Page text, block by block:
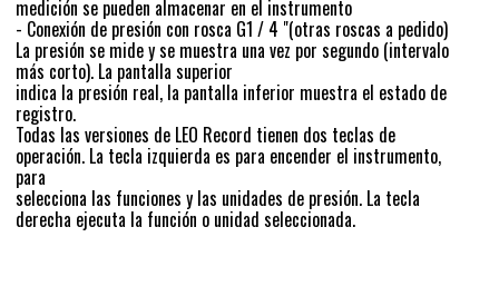
medición se pueden almacenar en el instrumento
- Conexión de presión con rosca G1 / 4 "(otras roscas a pedido)
La presión se mide y se muestra una vez por segundo (intervalo
más corto). La pantalla superior
indica la presión real, la pantalla inferior muestra el estado de
registro.
Todas las versiones de LEO Record tienen dos teclas de
operación. La tecla izquierda es para encender el instrumento,
para
selecciona las funciones y las unidades de presión. La tecla
derecha ejecuta la función o unidad seleccionada.